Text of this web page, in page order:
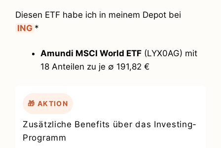
Diesen ETF habe ich in meinem Depot bei
ING *
Amundi MSCI World ETF (LYX0AG) mit
18 Anteilen zu je ∅ 191,82 €
🎁 AKTION
Zusätzliche Benefits über das Investing-
Programm